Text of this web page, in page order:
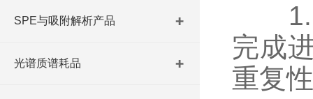
SPE与吸附解析产品
光谱质谱耗品
1.进
完成
重复